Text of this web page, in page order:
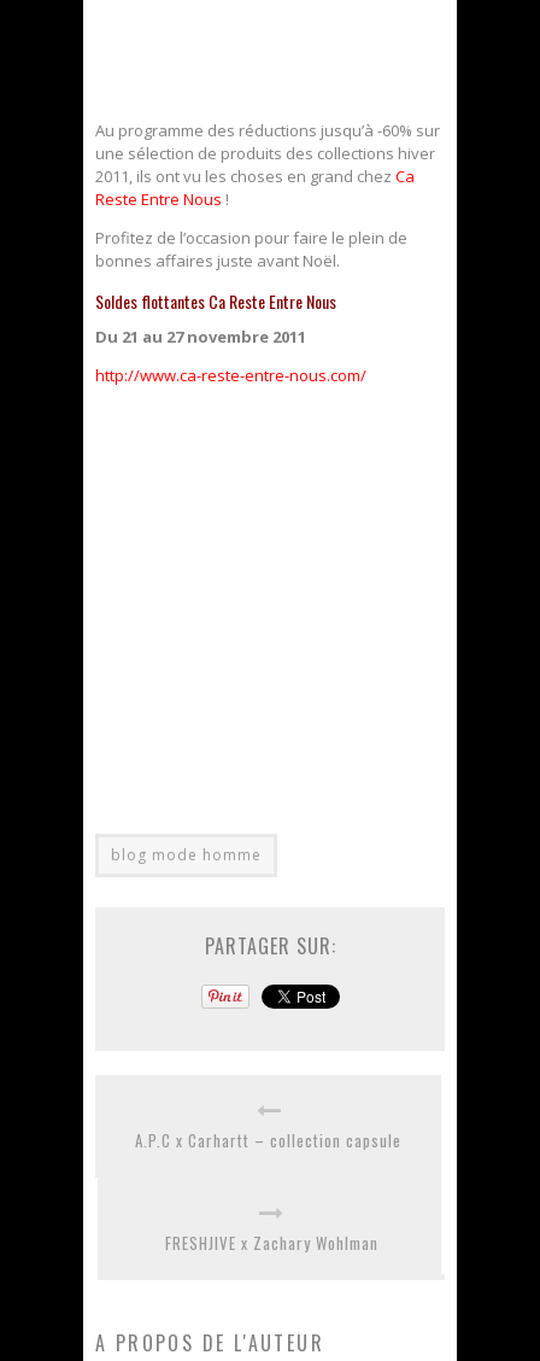
Au programme des réductions jusqu’à -60% sur
une sélection de produits des collections hiver
2011, ils ont vu les choses en grand chez Ca
Reste Entre Nous !
Profitez de l’occasion pour faire le plein de
bonnes affaires juste avant Noël.
Soldes flottantes Ca Reste Entre Nous
Du 21 au 27 novembre 2011
http://www.ca-reste-entre-nous.com/
blog mode homme
PARTAGER SUR:
A.P.C x Carhartt – collection capsule
FRESHJIVE x Zachary Wohlman
A PROPOS DE L'AUTEUR